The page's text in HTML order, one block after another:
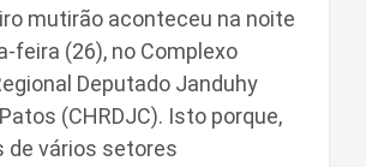
mutirão aconteceu na noite
feira (26), no Complexo
Deputado Janduhy
(CHRDJC). Isto porque,
de vários setores